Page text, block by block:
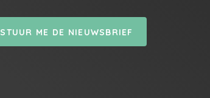
STUUR ME DE NIEUWSBRIEF